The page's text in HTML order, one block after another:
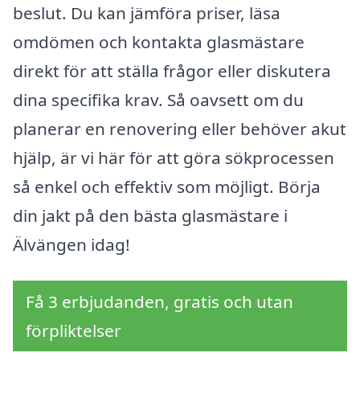
beslut. Du kan jämföra priser, läsa
omdömen och kontakta glasmästare
direkt för att ställa frågor eller diskutera
dina specifika krav. Så oavsett om du
planerar en renovering eller behöver akut
hjälp, är vi här för att göra sökprocessen
så enkel och effektiv som möjligt. Börja
din jakt på den bästa glasmästare i
Älvängen idag!
Få 3 erbjudanden, gratis och utan
förpliktelser